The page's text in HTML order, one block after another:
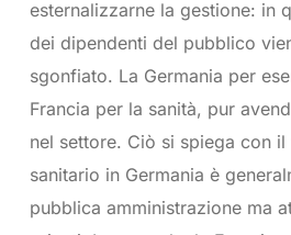
esternalizzarne la gestione: in
dei dipendenti del pubblico
sgonfiato. La Germania per
Francia per la sanità, pur
nel settore. Ciò si spiega con
sanitario in Germania è
pubblica amministrazione ma